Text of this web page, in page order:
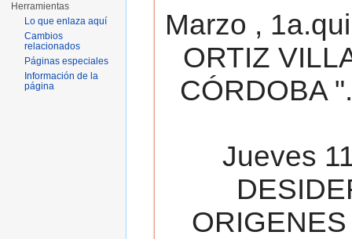
Marzo ,
ORTIZ
CÓRDOBA
Jueves
Herramientas
Lo que enlaza aquí
Cambios
relacionados
Páginas especiales
Información de la
página